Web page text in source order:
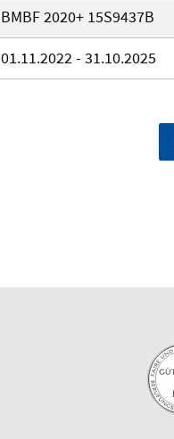
BMBF 2020+ 15S9437B
01.11.2022 - 31.10.2025